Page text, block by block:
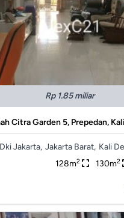
Rp 1.85 miliar
Citra Garden 5, Prepedan,
Dki Jakarta, Jakarta Barat, Kali
128m2 130m2